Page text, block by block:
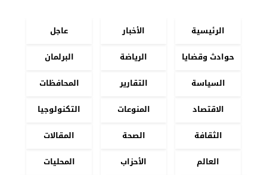
الرئيسية الأخبار
عاجل
حوادث وقضايا
الرياضة
البرلمان
السياسة
التقارير
المحافظات
الاقتصاد
المنوعات
التكنولوجيا
الثقافة
الصحة
المقالات
العالم
الأحزاب المحليات